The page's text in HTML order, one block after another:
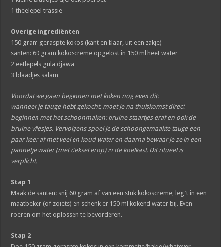
1 theelepel trassie
Overige ingrediënten
150 gram geraspte kokos (kant en klaar, uit een zakje)
santen: 60 gram kokoscreme opgelost in 150 ml heet water
2 eetlepels gula djawa
3 blaadjes salam
Voordat we gaan beginnen met koken nog even dit:
wanneer je tauge hebt gekocht, moet je na thuiskomst direct
beginnen met het schoonmaken: bruine staartjes eraf en ook de
bruine vliesjes. Vervolgens spoel je de schoongemaakte tauge een
paar keer af met veel en koud water en daarna bewaar je ze in een
pannetje water (met deksel erop) in de koelkast. Dit ritueel is
verplicht.
Stap 1
Maak de santen: snij 60 gram af van een stuk kokoscreme, leg ’t in een
maatbeker (of zoiets) en schenk er 150 ml kokend water bij. Even
roeren om het oplossen te bevorderen.
Stap 2